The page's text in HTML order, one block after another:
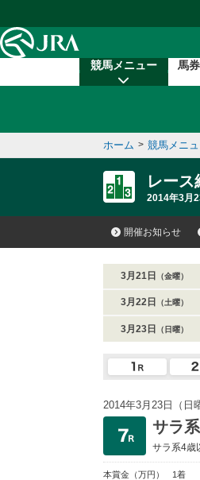
競馬メニュー 馬
ホーム > 競馬メニ
レース
2014年3月
開催お知らせ
3月21日 （金曜）
3月22日 （土曜）
3月23日 （日曜）
2014年3月23日（日
サラ
サラ系4歳
本賞金 （万円） 1着